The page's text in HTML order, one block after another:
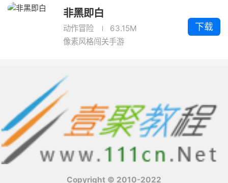
非黑即白
动作冒险
63.15M
像素风格闯关手游
下载
Copyright © 2010-2022